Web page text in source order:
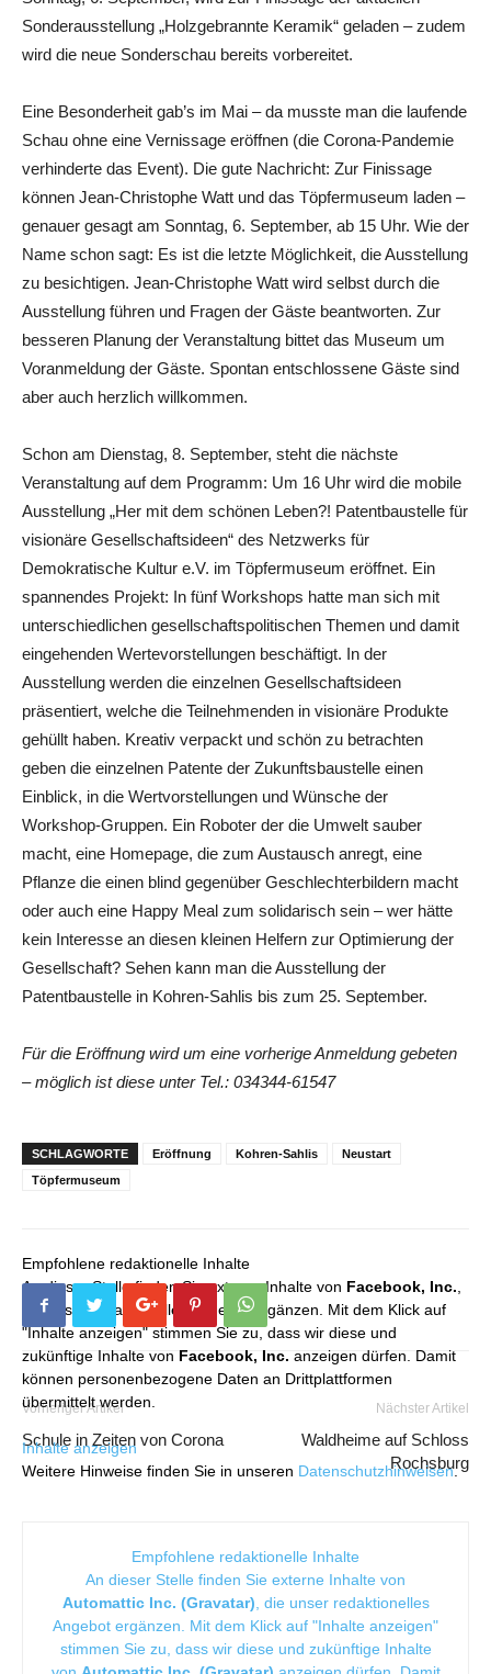
Sonderausstellung „Holzgebrannte Keramik“ geladen – zudem
wird die neue Sonderschau bereits vorbereitet.
Eine Besonderheit gab’s im Mai – da musste man die laufende
Schau ohne eine Vernissage eröffnen (die Corona-Pandemie
verhinderte das Event). Die gute Nachricht: Zur Finissage
können Jean-Christophe Watt und das Töpfermuseum laden –
genauer gesagt am Sonntag, 6. September, ab 15 Uhr. Wie der
Name schon sagt: Es ist die letzte Möglichkeit, die Ausstellung
zu besichtigen. Jean-Christophe Watt wird selbst durch die
Ausstellung führen und Fragen der Gäste beantworten. Zur
besseren Planung der Veranstaltung bittet das Museum um
Voranmeldung der Gäste. Spontan entschlossene Gäste sind
aber auch herzlich willkommen.
Schon am Dienstag, 8. September, steht die nächste
Veranstaltung auf dem Programm: Um 16 Uhr wird die mobile
Ausstellung „Her mit dem schönen Leben?! Patentbaustelle für
visionäre Gesellschaftsideen“ des Netzwerks für
Demokratische Kultur e.V. im Töpfermuseum eröffnet. Ein
spannendes Projekt: In fünf Workshops hatte man sich mit
unterschiedlichen gesellschaftspolitischen Themen und damit
eingehenden Wertevorstellungen beschäftigt. In der
Ausstellung werden die einzelnen Gesellschaftsideen
präsentiert, welche die Teilnehmenden in visionäre Produkte
gehüllt haben. Kreativ verpackt und schön zu betrachten
geben die einzelnen Patente der Zukunftsbaustelle einen
Einblick, in die Wertvorstellungen und Wünsche der
Workshop-Gruppen. Ein Roboter der die Umwelt sauber
macht, eine Homepage, die zum Austausch anregt, eine
Pflanze die einen blind gegenüber Geschlechterbildern macht
oder auch eine Happy Meal zum solidarisch sein – wer hätte
kein Interesse an diesen kleinen Helfern zur Optimierung der
Gesellschaft? Sehen kann man die Ausstellung der
Patentbaustelle in Kohren-Sahlis bis zum 25. September.
Für die Eröffnung wird um eine vorherige Anmeldung gebeten
– möglich ist diese unter Tel.: 034344-61547
SCHLAGWORTE Eröffnung Kohren-Sahlis
Neustart
Töpfermuseum
Empfohlene redaktionelle Inhalte
An dieser Stelle finden Sie externe Inhalte von Facebook, Inc.
die unser redaktionelles Angebot ergänzen. Mit dem Klick auf
"Inhalte anzeigen" stimmen Sie zu, dass wir diese und
zukünftige Inhalte von Facebook, Inc. anzeigen dürfen. Damit
können personenbezogene Daten an Drittplattformen
übermittelt werden.
Inhalte anzeigen
Weitere Hinweise finden Sie in unseren Datenschutzhinweisen.
Vorheriger Artikel
Schule in Zeiten von Corona
Nächster Artikel
Waldheime auf Schloss
Rochsburg
Empfohlene redaktionelle Inhalte
An dieser Stelle finden Sie externe Inhalte von
Automattic Inc. (Gravatar) , die unser redaktionelles
Angebot ergänzen. Mit dem Klick auf "Inhalte anzeigen"
stimmen Sie zu, dass wir diese und zukünftige Inhalte